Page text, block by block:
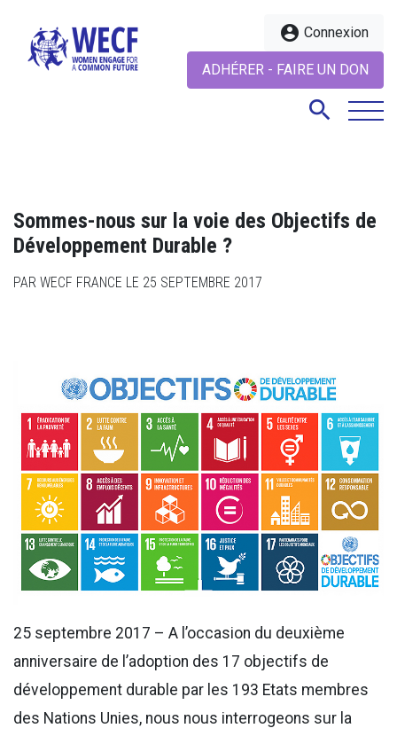
account_circle Connexion
ADHÉRER - FAIRE UN DON
search
search
Sommes-nous sur la voie des Objectifs de
Développement Durable ?
PAR WECF FRANCE LE 25 SEPTEMBRE 2017
25 septembre 2017 – A l’occasion du deuxième
anniversaire de l’adoption des 17 objectifs de
développement durable par les 193 Etats membres
des Nations Unies, nous nous interrogeons sur la